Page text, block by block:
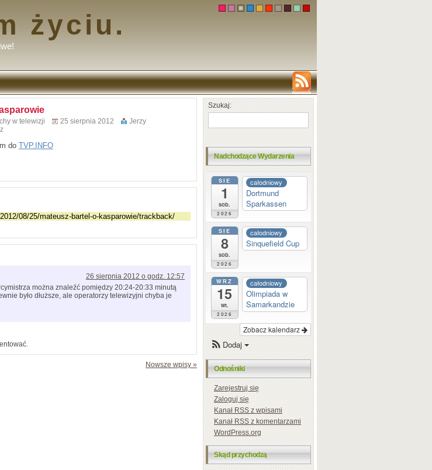
życiu.
w telewizji 25 sierpnia 2012
Jerzy
do TVP.INFO
26 sierpnia 2012 o godz. 12:57
można znaleźć pomiędzy 20:24-20:33 minutą
było dłuższe, ale operatorzy telewizyjni chyba je
Nowsze wpisy »
Szukaj:
Nadchodzące Wydarzenia
SIE
1
sob.
2026
całodniowy
Dortmund
Sparkassen
SIE
8
sob.
2026
całodniowy
Sinquefield Cup
WRZ
15
wt.
2026
całodniowy
Olimpiada w
Samarkandzie
Zobacz kalendarz
Dodaj
Odnośniki
Zarejestruj się
Zaloguj się
KanałRSSz wpisami
KanałRSSz komentarzami
WordPress.org
Skąd przychodzą